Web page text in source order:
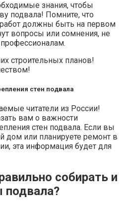
знания, чтобы
подвала! Помните, что
работ должны быть на первом
вопросы или сомнения, не
профессионалам.
строительных планов!
стен подвала
читатели из России!
вам о важности
стен подвала. Если вы
дом или планируете ремонт в
эта информация будет для
собирать и
подвала?